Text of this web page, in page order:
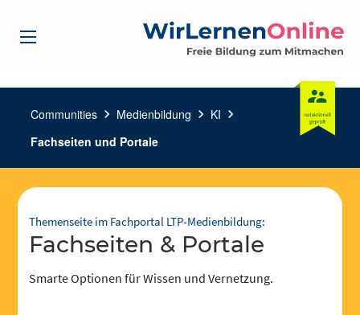
Communities chevron_right Medienbildung chevron_right KI chevron_right
Fachseiten und Portale
Themenseite im Fachportal LTP-Medienbildung:
Fachseiten & Portale
Smarte Optionen für Wissen und Vernetzung.